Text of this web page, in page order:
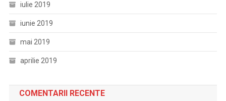
iulie 2019
iunie 2019
mai 2019
aprilie 2019
COMENTARII RECENTE